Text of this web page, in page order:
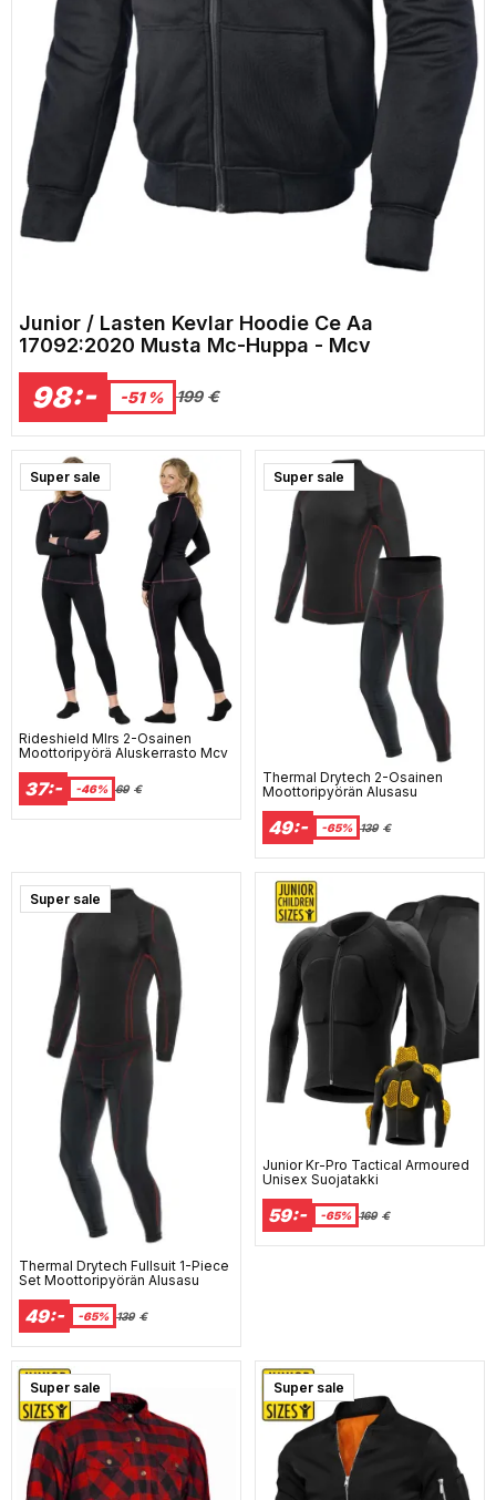
Junior / Lasten Kevlar Hoodie Ce Aa
17092:2020 Musta Mc-Huppa - Mcv
98:- -51 % 199 €
Super sale
Rideshield Mlrs 2-Osainen
Moottoripyörä Aluskerrasto Mcv
37:- -46% 69 €
Super sale
Thermal Drytech 2-Osainen
Moottoripyörän Alusasu
49:- -65% 139 €
Super sale
Thermal Drytech Fullsuit 1-Piece
Set Moottoripyörän Alusasu
49:- -65% 139 €
Junior Kr-Pro Tactical Armoured
Unisex Suojatakki
59:- -65% 169 €
Super sale Super sale